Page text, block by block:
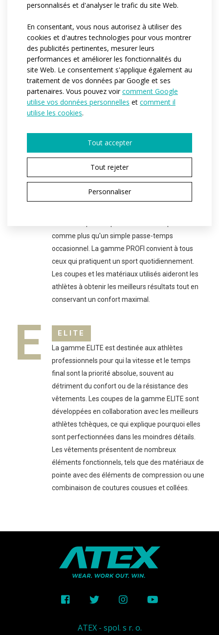
personnalisés et d'analyser le trafic du site Web.
En consentant, vous nous autorisez à utiliser des
cookies et d'autres technologies pour vous montrer
des publicités pertinentes, mesurer leurs
performances et améliorer les fonctionnalités du
site Web. Le consentement s'applique également au
traitement de vos données par Google et ses
partenaires. Vous pouvez voircomment Google
utilise vos données personnelles et comment il
utilise les cookies.
Tout accepter
Tout rejeter
Personnaliser
S SPORT
Si vous débutez dans le sport et que vous ne
savez pas quoi porter, la catégorie SPORT est
faite pour vous. Cette gamme offre le meilleur
participent qu'à quelques compétitions par
P
comme plus qu'un simple passe-temps
occasionnel. La gamme PROFI convient à tous
ceux qui pratiquent un sport quotidiennement.
Les coupes et les matériaux utilisés aideront les
athlètes à obtenir les meilleurs résultats tout en
conservant un confort maximal.
E ELITE
La gamme ELITE est destinée aux athlètes
professionnels pour qui la vitesse et le temps
final sont la priorité absolue, souvent au
détriment du confort ou de la résistance des
vêtements. Les coupes de la gamme ELITE sont
développées en collaboration avec les meilleurs
athlètes tchèques, ce qui explique pourquoi elles
sont perfectionnées dans les moindres détails.
Les vêtements présentent de nombreux
éléments fonctionnels, tels que des matériaux de
pointe avec des éléments de compression ou une
combinaison de coutures cousues et collées.
ATEX - spol. s r. o.